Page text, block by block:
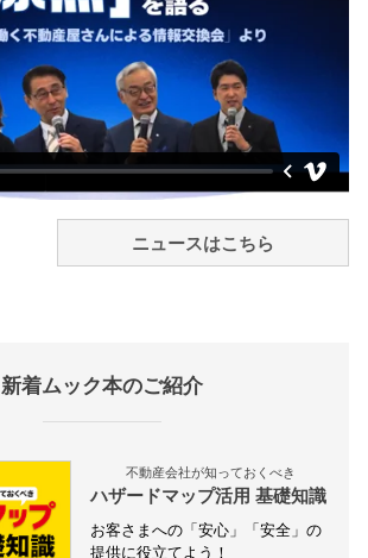
ニュースはこちら
新着ムック本のご紹介
不動産会社が知っておくべき
ハザードマップ活用 基礎知識
お客さまへの「安心」「安全」の
提供に役立てよう！